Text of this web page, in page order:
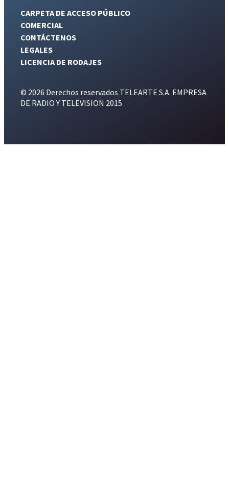
CARPETA DE ACCESO PÚBLICO
COMERCIAL
CONTÁCTENOS
LEGALES
LICENCIA DE RODAJES
© 2026 Derechos reservados TELEARTE S.A. EMPRESA
DE RADIO Y TELEVISION 2015